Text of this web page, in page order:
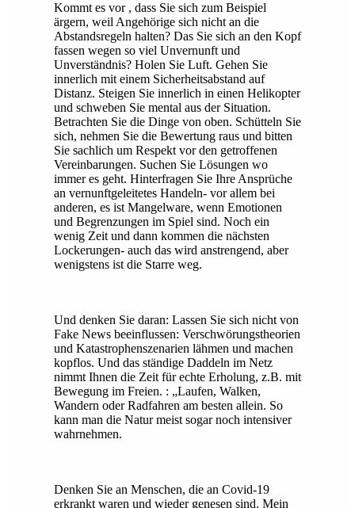
Kommt es vor , dass Sie sich zum Beispiel
ärgern, weil Angehörige sich nicht an die
Abstandsregeln halten? Das Sie sich an den Kopf
fassen wegen so viel Unvernunft und
Unverständnis? Holen Sie Luft. Gehen Sie
innerlich mit einem Sicherheitsabstand auf
Distanz. Steigen Sie innerlich in einen Helikopter
und schweben Sie mental aus der Situation.
Betrachten Sie die Dinge von oben. Schütteln Sie
sich, nehmen Sie die Bewertung raus und bitten
Sie sachlich um Respekt vor den getroffenen
Vereinbarungen. Suchen Sie Lösungen wo
immer es geht. Hinterfragen Sie Ihre Ansprüche
an vernunftgeleitetes Handeln- vor allem bei
anderen, es ist Mangelware, wenn Emotionen
und Begrenzungen im Spiel sind. Noch ein
wenig Zeit und dann kommen die nächsten
Lockerungen- auch das wird anstrengend, aber
wenigstens ist die Starre weg.
Und denken Sie daran: Lassen Sie sich nicht von
Fake News beeinflussen: Verschwörungstheorien
und Katastrophenszenarien lähmen und machen
kopflos. Und das ständige Daddeln im Netz
nimmt Ihnen die Zeit für echte Erholung, z.B. mit
Bewegung im Freien. : „Laufen, Walken,
Wandern oder Radfahren am besten allein. So
kann man die Natur meist sogar noch intensiver
wahrnehmen.
Denken Sie an Menschen, die an Covid-19
erkrankt waren und wieder genesen sind. Mein